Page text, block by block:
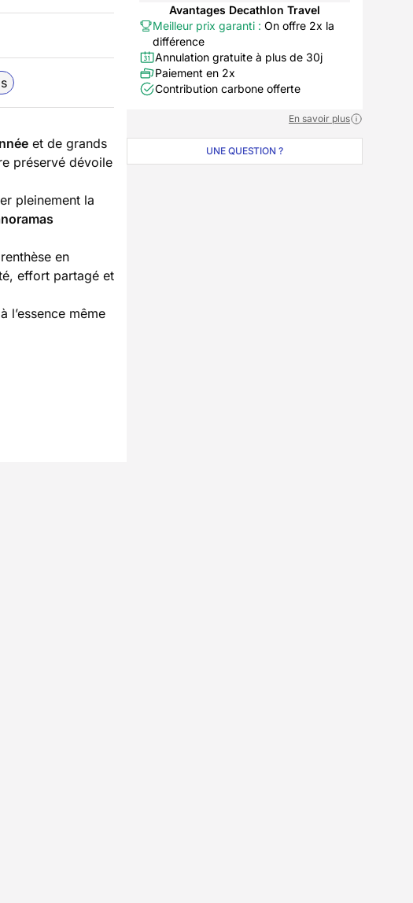
et de grands
préservé dévoile
pleinement la
en
effort partagé et
l’essence même
Avantages Decathlon Travel
Meilleur prix garanti : On offre 2x la
différence
Annulation gratuite à plus de 30j
Paiement en 2x
Contribution carbone offerte
En savoir plus
UNE QUESTION ?